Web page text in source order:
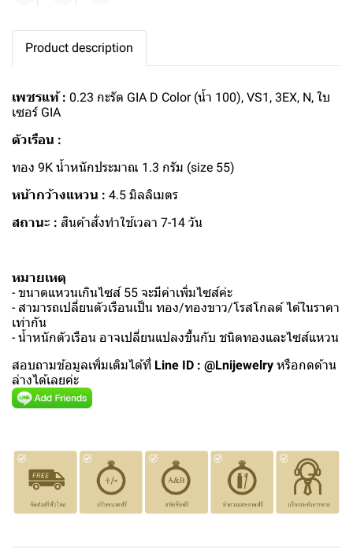
Product description
เพชรแท้ : 0.23 กะรัต GIA D Color (น้ำ 100), VS1, 3EX, N, ใบ
เซอร์ GIA
ตัวเรือน :
ทอง 9K น้ำหนักประมาณ 1.3 กรัม (size 55)
หน้ากว้างแหวน : 4.5 มิลลิเมตร
สถานะ : สินค้าสั่งทำใช้เวลา 7-14 วัน
หมายเหตุ
- ขนาดแหวนเกินไซส์ 55 จะมีค่าเพิ่มไซส์ค่ะ
- สามารถเปลี่ยนตัวเรือนเป็น ทอง/ทองขาว/โรสโกลด์ ได้ในราคา
เท่ากัน
- น้ำหนักตัวเรือน อาจเปลี่ยนแปลงขึ้นกับ ชนิดทองและไซส์แหวน
สอบถามข้อมูลเพิ่มเติมได้ที่ Line ID : @Lnijewelry หรือกดด้าน
ล่างได้เลยค่ะ